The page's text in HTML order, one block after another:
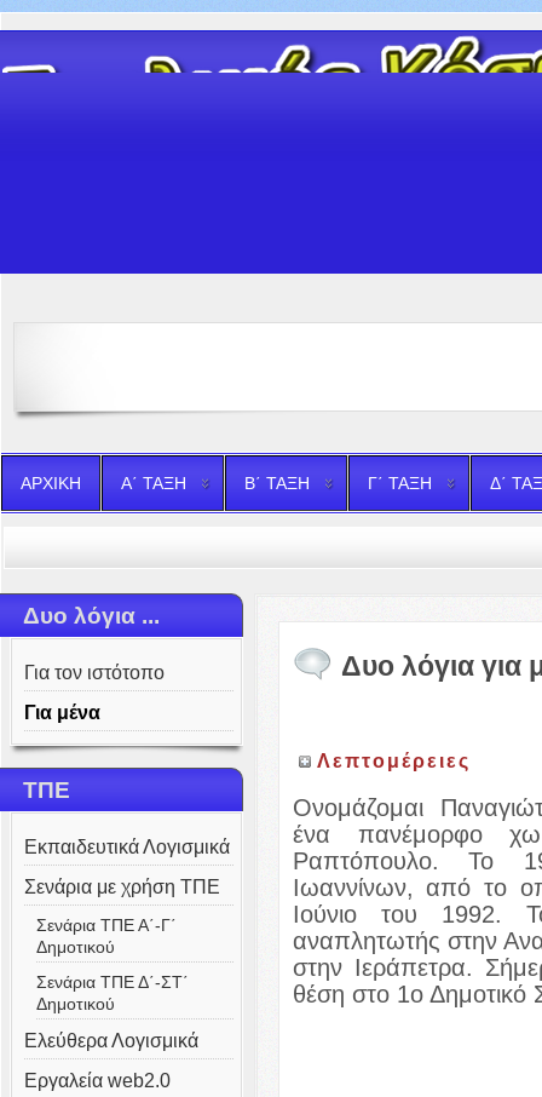
ΑΡΧΙΚΗ Α΄ ΤΑΞΗ Β΄ ΤΑΞΗ Γ΄ ΤΑΞΗ Δ΄
Δυο λόγια ...
Για τον ιστότοπο
Για μένα
ΤΠΕ
Εκπαιδευτικά Λογισμικά
Σενάρια με χρήση ΤΠΕ
Σενάρια ΤΠΕ Α΄-Γ΄
Δημοτικού
Σενάρια ΤΠΕ Δ΄-ΣΤ΄
Δημοτικού
Ελεύθερα Λογισμικά
Εργαλεία web2.0
Δυο λόγια για
Λεπτομέρειες
Ονομάζομαι
ένα πανέμορφο
Ραπτόπουλο. Το
Ιωαννίνων, από το
Ιούνιο του 1992.
αναπλητωτής στην
στην Ιεράπετρα.
θέση στο 1ο Δημοτικό